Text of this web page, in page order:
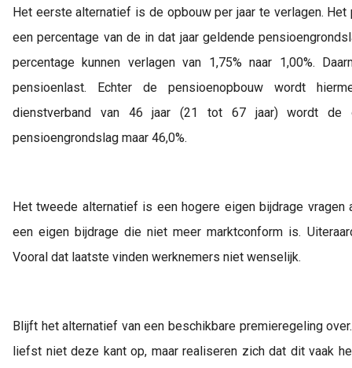
Het eerste alternatief is de opbouw per jaar te verlagen.
een percentage van de in dat jaar geldende
percentage kunnen verlagen van 1,75% naar 1,00%.
pensioenlast. Echter de pensioenopbouw wordt
dienstverband van 46 jaar (21 tot 67 jaar) wordt de
pensioengrondslag maar 46,0%.
Het tweede alternatief is een hogere eigen bijdrage vragen
een eigen bijdrage die niet meer marktconform is.
Vooral dat laatste vinden werknemers niet wenselijk.
Blijft het alternatief van een beschikbare premieregeling
liefst niet deze kant op, maar realiseren zich dat dit vaak